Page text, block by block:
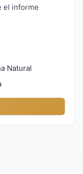
el informe
Natural